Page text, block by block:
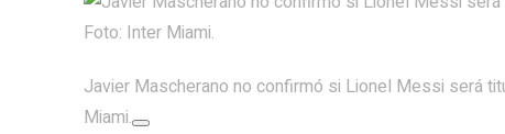
Javier Mascherano no confirmó si Lionel Messi será
Miami.